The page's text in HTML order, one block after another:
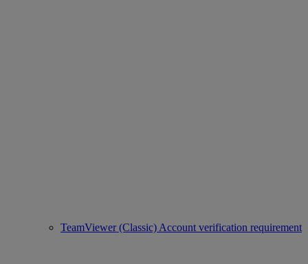
TeamViewer (Classic) Account verification requirement